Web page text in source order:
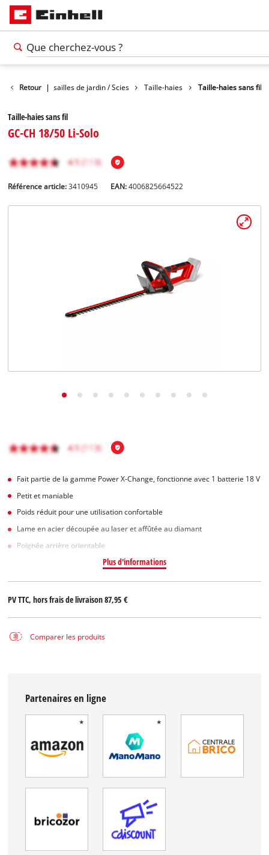
Retour |
Jardin Cisailles de jardin / Scies Taille-haies Taille-haies sans fil
Taille-haies sans fil
GC-CH 18/50 Li-Solo
Référence article: 3410945 EAN:4006825664522
Fait partie de la gamme Power X-Change, fonctionne avec 1 batterie 18 V
Petit et maniable
Poids réduit pour une utilisation confortable
Lame en acier découpée au laser et affûtée au diamant
Poignée arrière orientable
Plus d'informations
PV TTC, hors frais de livraison87,95 €
Comparer les produits
Partenaires en ligne